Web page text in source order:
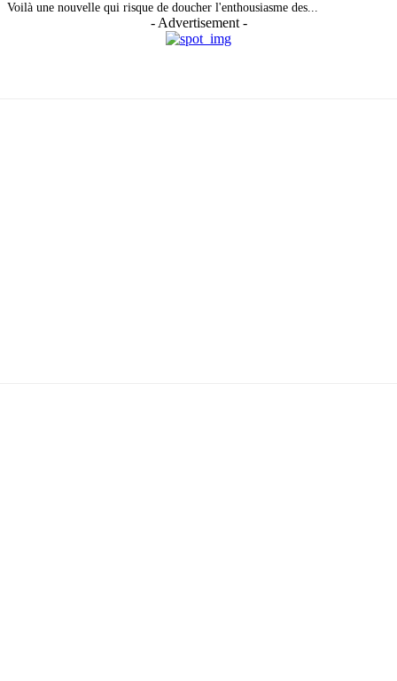
Voilà une nouvelle qui risque de doucher l'enthousiasme des...
- Advertisement -